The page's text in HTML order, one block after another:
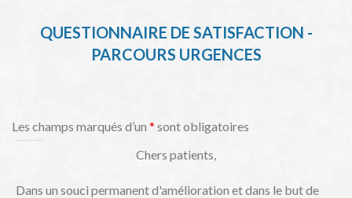
QUESTIONNAIRE DE SATISFACTION -
PARCOURS URGENCES
Les champs marqués d’un * sont obligatoires
Chers patients,
Dans un souci permanent d'amélioration et dans le but de